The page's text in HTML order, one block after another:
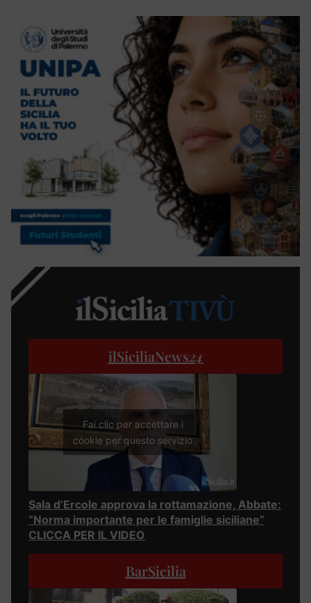
ilSiciliaNews24
Fai clic per accettare i
cookie per questo servizio
Sala d’Ercole approva la rottamazione, Abbate:
“Norma importante per le famiglie siciliane”
CLICCA PER IL VIDEO
BarSicilia